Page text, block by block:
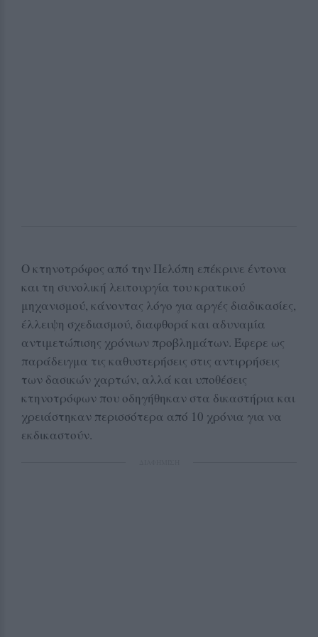
Ο κτηνοτρόφος από την Πελόπη επέκρινε έντονα
και τη συνολική λειτουργία του κρατικού
μηχανισμού, κάνοντας λόγο για αργές διαδικασίες,
έλλειψη σχεδιασμού, διαφθορά και αδυναμία
αντιμετώπισης χρόνιων προβλημάτων. Έφερε ως
παράδειγμα τις καθυστερήσεις στις αντιρρήσεις
των δασικών χαρτών, αλλά και υποθέσεις
κτηνοτρόφων που οδηγήθηκαν στα δικαστήρια και
χρειάστηκαν περισσότερα από 10 χρόνια για να
εκδικαστούν.